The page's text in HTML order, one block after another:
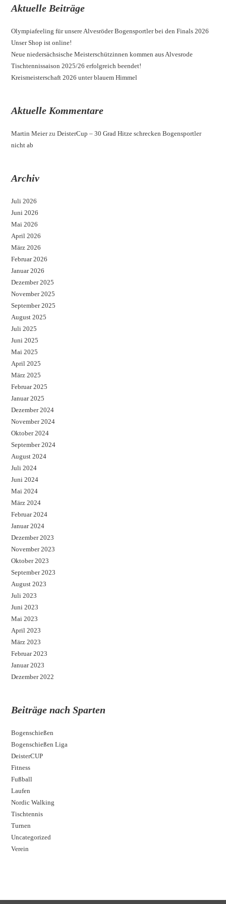
Aktuelle Beiträge
Olympiafeeling für unsere Alvesröder Bogensportler bei den Finals 2026
Unser Shop ist online!
Neue niedersächsische Meisterschützinnen kommen aus Alvesrode
Tischtennissaison 2025/26 erfolgreich beendet!
Kreismeisterschaft 2026 unter blauem Himmel
Aktuelle Kommentare
Martin MeierzuDeisterCup – 30 Grad Hitze schrecken Bogensportler
nicht ab
Archiv
Juli 2026
Juni 2026
Mai 2026
April 2026
März 2026
Februar 2026
Januar 2026
Dezember 2025
November 2025
September 2025
August 2025
Juli 2025
Juni 2025
Mai 2025
April 2025
März 2025
Februar 2025
Januar 2025
Dezember 2024
November 2024
Oktober 2024
September 2024
August 2024
Juli 2024
Juni 2024
Mai 2024
März 2024
Februar 2024
Januar 2024
Dezember 2023
November 2023
Oktober 2023
September 2023
August 2023
Juli 2023
Juni 2023
Mai 2023
April 2023
März 2023
Februar 2023
Januar 2023
Dezember 2022
Beiträge nach Sparten
Bogenschießen
Bogenschießen Liga
DeisterCUP
Fitness
Fußball
Laufen
Nordic Walking
Tischtennis
Turnen
Uncategorized
Verein